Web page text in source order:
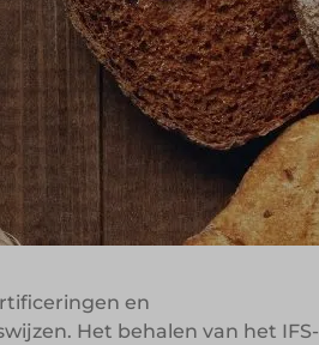
grotere en centralere bakkerij
Juist die combinatie van
te
en
Het behalen van het IFS-